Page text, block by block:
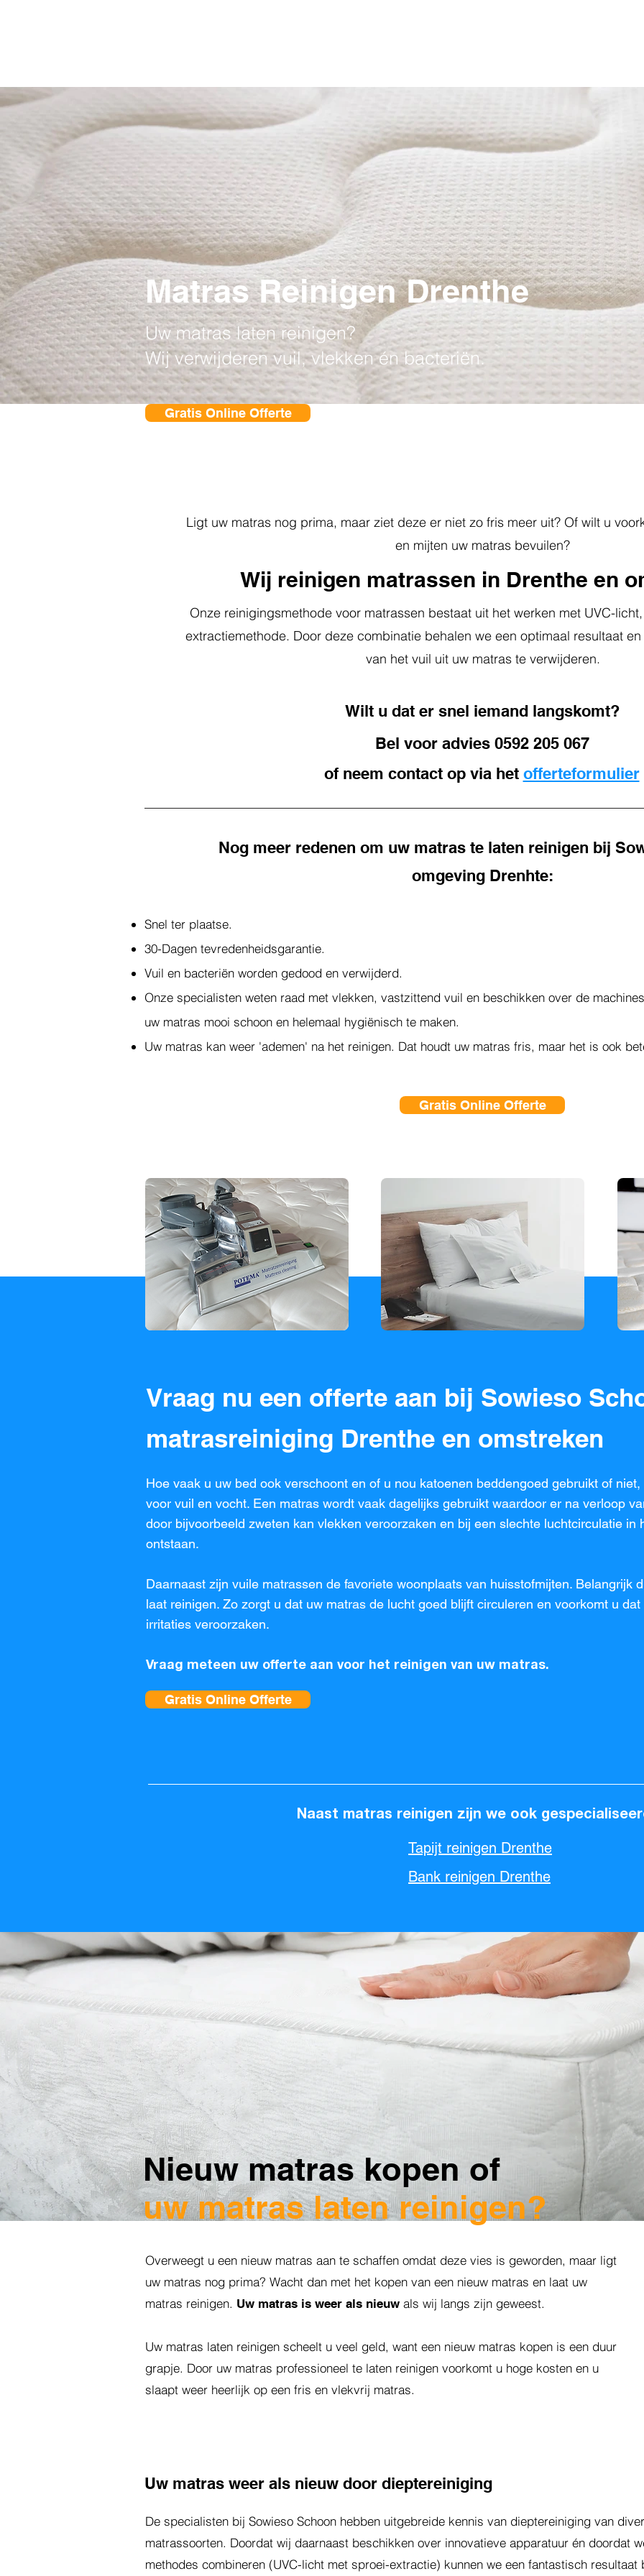
Matras Reinigen Drenthe
Uw matras laten reinigen?
Wij verwijderen vuil, vlekken én bacteriën.
Gratis Online Offerte
Ligt uw matras nog prima, maar ziet deze er niet zo fris meer uit? Of wilt u
en mijten uw matras bevuilen?
Wij reinigen matrassen in Drenthe en
Onze reinigingsmethode voor matrassen bestaat uit het werken met UVC-
extractiemethode. Door deze combinatie behalen we een optimaal resultaat
van het vuil uit uw matras te verwijderen.
Wilt u dat er snel iemand langskomt?
Bel voor advies 0592 205 067
of neem contact op via het offerteformulier
Nog meer redenen om uw matras te laten reinigen bij
omgeving Drenhte:
Snel ter plaatse.
30-Dagen tevredenheidsgarantie.
Vuil en bacteriën worden gedood en verwijderd.
Onze specialisten weten raad met vlekken, vastzittend vuil en beschikken over de
uw matras mooi schoon en helemaal hygiënisch te maken.
Uw matras kan weer 'ademen' na het reinigen. Dat houdt uw matras fris, maar het is ook
Gratis Online Offerte
Vraag nu een offerte aan bij Sowieso
matrasreiniging Drenthe en omstreken
Hoe vaak u uw bed ook verschoont en of u nou katoenen beddengoed gebruikt of
voor vuil en vocht. Een matras wordt vaak dagelijks gebruikt waardoor er na verloop
door bijvoorbeeld zweten kan vlekken veroorzaken en bij een slechte luchtcirculatie in
ontstaan.
Daarnaast zijn vuile matrassen de favoriete woonplaats van huisstofmijten. Belangrijk
laat reinigen. Zo zorgt u dat uw matras de lucht goed blijft circuleren en voorkomt u
irritaties veroorzaken.
Vraag meteen uw offerte aan voor het reinigen van uw matras.
Gratis Online Offerte
Naast matras reinigen zijn we ook
Tapijt reinigen Drenthe
Bank reinigen Drenthe
Nieuw matras kopen of
uw matras laten reinigen?
Overweegt u een nieuw matras aan te schaffen omdat deze vies is geworden, maar ligt
uw matras nog prima? Wacht dan met het kopen van een nieuw matras en laat uw
matras reinigen. Uw matras is weer als nieuw als wij langs zijn geweest.
Uw matras laten reinigen scheelt u veel geld, want een nieuw matras kopen is een duur
grapje. Door uw matras professioneel te laten reinigen voorkomt u hoge kosten en u
slaapt weer heerlijk op een fris en vlekvrij matras.
Uw matras weer als nieuw door dieptereiniging
De specialisten bij Sowieso Schoon hebben uitgebreide kennis van dieptereiniging van
matrassoorten. Doordat wij daarnaast beschikken over innovatieve apparatuur én doordat
methodes combineren (UVC-licht met sproei-extractie) kunnen we een fantastisch